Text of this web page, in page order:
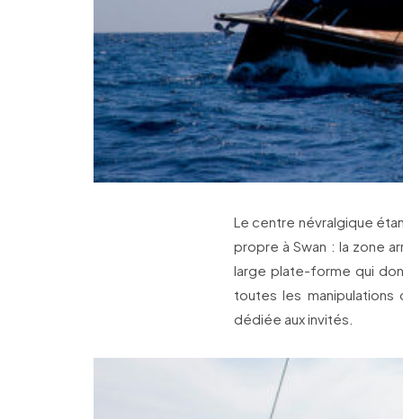
Le centre névralgique
propre à Swan : la zone
large plate-forme qui
toutes les
dédiée aux invités.